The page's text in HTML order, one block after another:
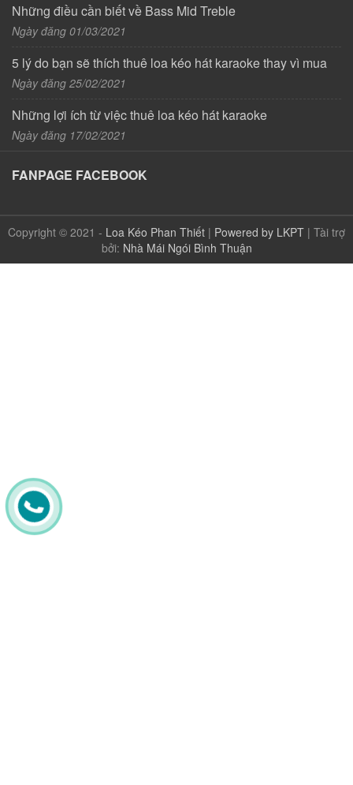
Những điều cần biết về Bass Mid Treble
Ngày đăng 01/03/2021
5 lý do bạn sẽ thích thuê loa kéo hát karaoke thay vì mua
Ngày đăng 25/02/2021
Những lợi ích từ việc thuê loa kéo hát karaoke
Ngày đăng 17/02/2021
FANPAGE FACEBOOK
Copyright © 2021 - Loa Kéo Phan Thiết | Powered by LKPT | Tài trợ
bởi: Nhà Mái Ngói Bình Thuận